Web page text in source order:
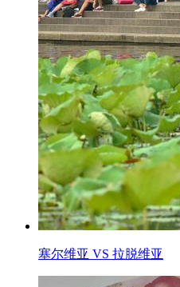
塞尔维亚 VS 拉脱维亚